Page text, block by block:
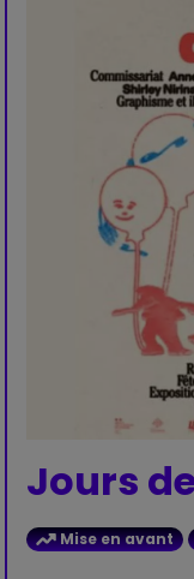
Jours
Mise en avant